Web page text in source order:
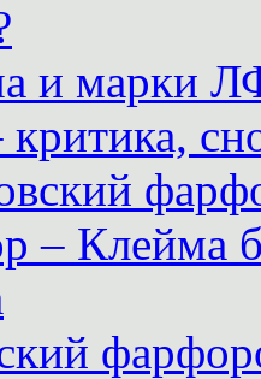
и марки
– Клейма